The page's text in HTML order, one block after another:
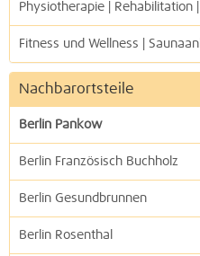
Physiotherapie |
Fitness und Wellness |
Nachbarortsteile
Berlin Pankow
Berlin Französisch Buchholz
Berlin Gesundbrunnen
Berlin Rosenthal